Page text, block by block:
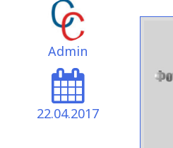
Admin
22.04.2017